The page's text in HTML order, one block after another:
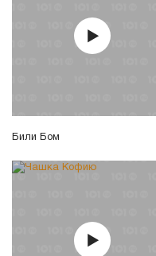
Били Бом